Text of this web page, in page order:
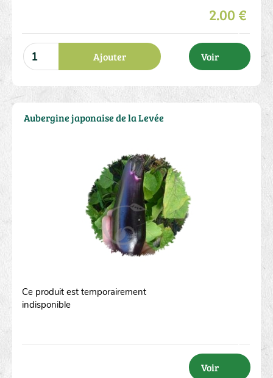
2.00 €
Ajouter Voir
Ce produit est temporairement
indisponible
Voir
Aubergine japonaise de la Levée